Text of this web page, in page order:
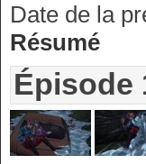
Date de la
Résumé
Épisode